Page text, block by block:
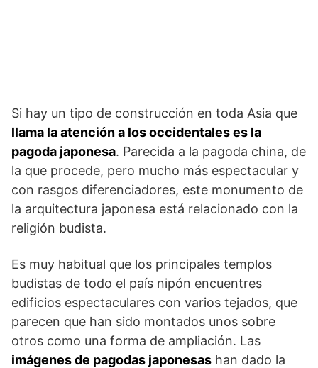
Si hay un tipo de construcción en toda Asia que
llama la atención a los occidentales es la
pagoda japonesa. Parecida a la pagoda china, de
la que procede, pero mucho más espectacular y
con rasgos diferenciadores, este monumento de
la arquitectura japonesa está relacionado con la
religión budista.
Es muy habitual que los principales templos
budistas de todo el país nipón encuentres
edificios espectaculares con varios tejados, que
parecen que han sido montados unos sobre
otros como una forma de ampliación. Las
imágenes de pagodas japonesas han dado la